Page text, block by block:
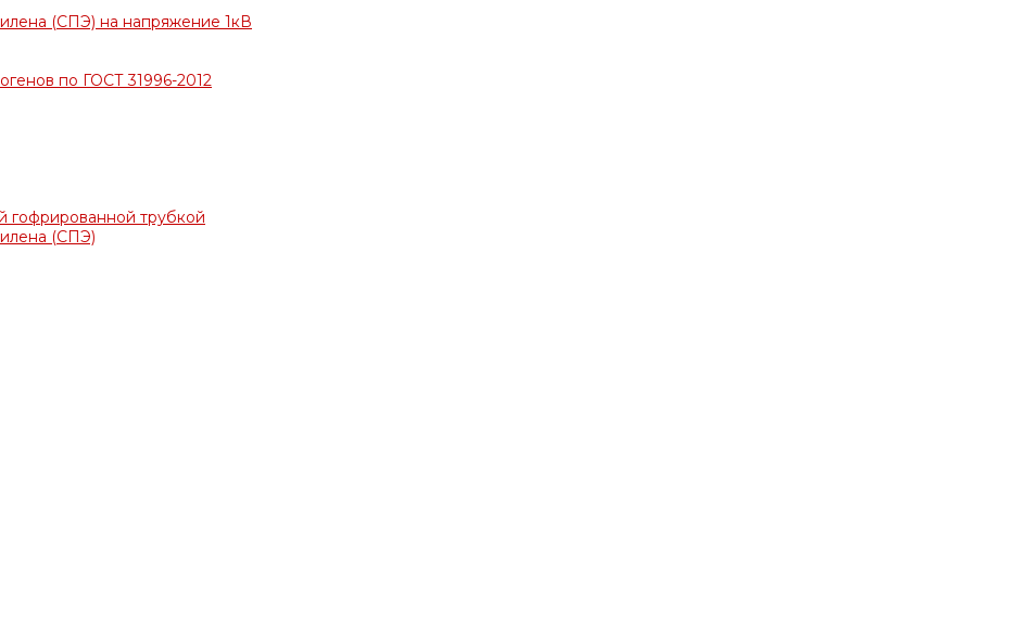
(СПЭ) на напряжение 1кВ
по ГОСТ 31996-2012
трубкой
(СПЭ)